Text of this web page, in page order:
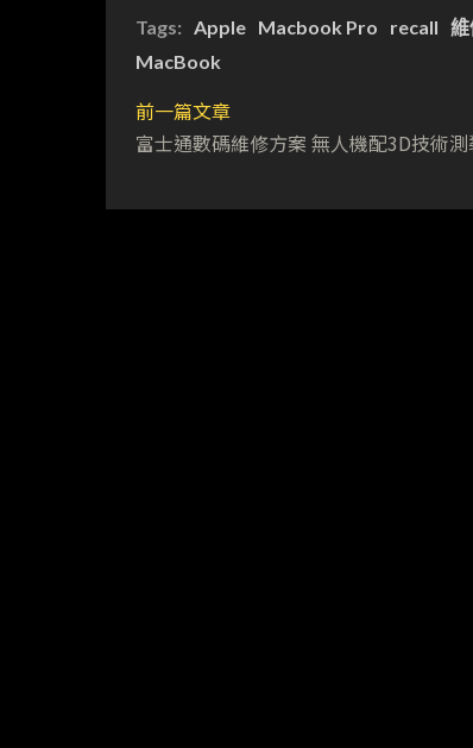
Tags: Apple Macbook Pro recall
MacBook
前一篇文章
富士通數碼維修方案 無人機配3D技術